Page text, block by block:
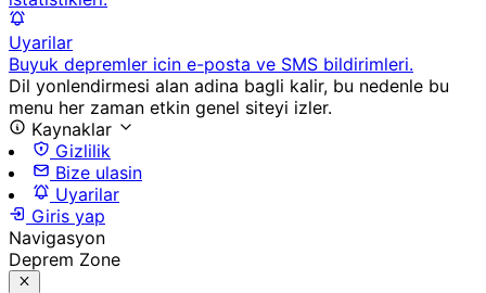
Uyarilar
Buyuk depremler icin e-posta ve SMS bildirimleri.
Dil yonlendirmesi alan adina bagli kalir, bu nedenle bu
menu her zaman etkin genel siteyi izler.
Kaynaklar
Gizlilik
Bize ulasin
Uyarilar
Giris yap
Navigasyon
Deprem Zone